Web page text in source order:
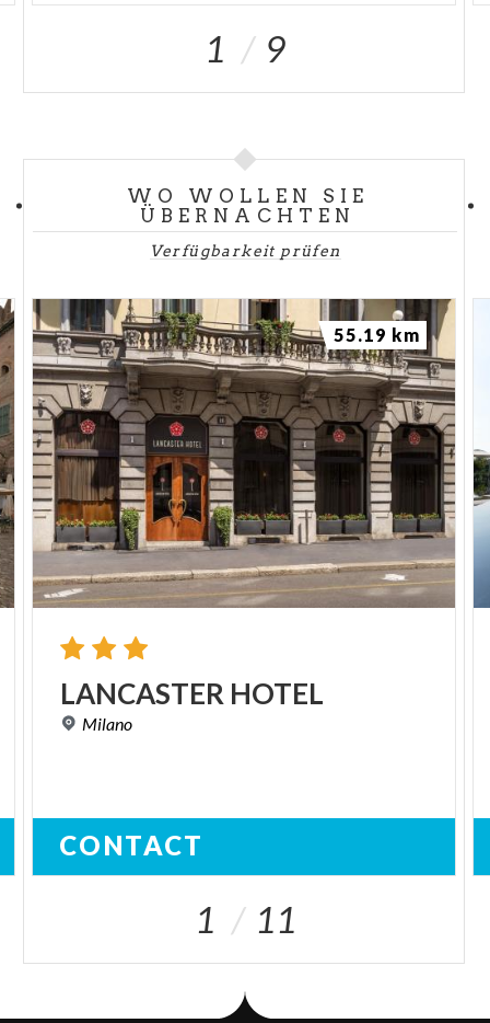
1 9
WO WOLLEN SIE
ÜBERNACHTEN
Verfügbarkeit prüfen
LANCASTER HOTEL
Milano
CONTACT
55.19 km
1 11